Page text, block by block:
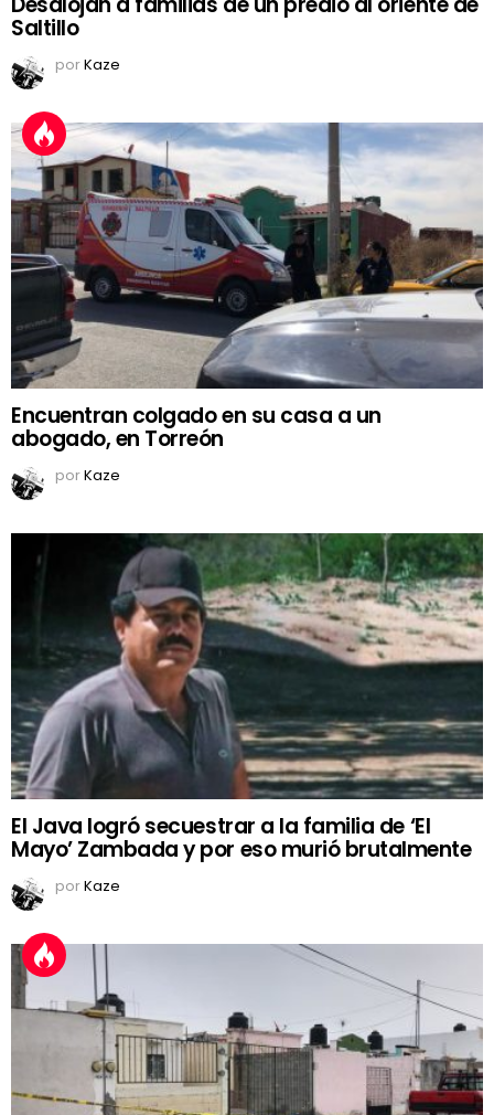
Saltillo
porKaze
Encuentran colgado en su casa a un
abogado, en Torreón
porKaze
El Java logró secuestrar a la familia de ‘El
Mayo’ Zambada y por eso murió brutalmente
porKaze